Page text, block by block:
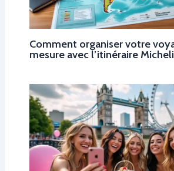
Comment organiser votre
mesure avec l’itinéraire